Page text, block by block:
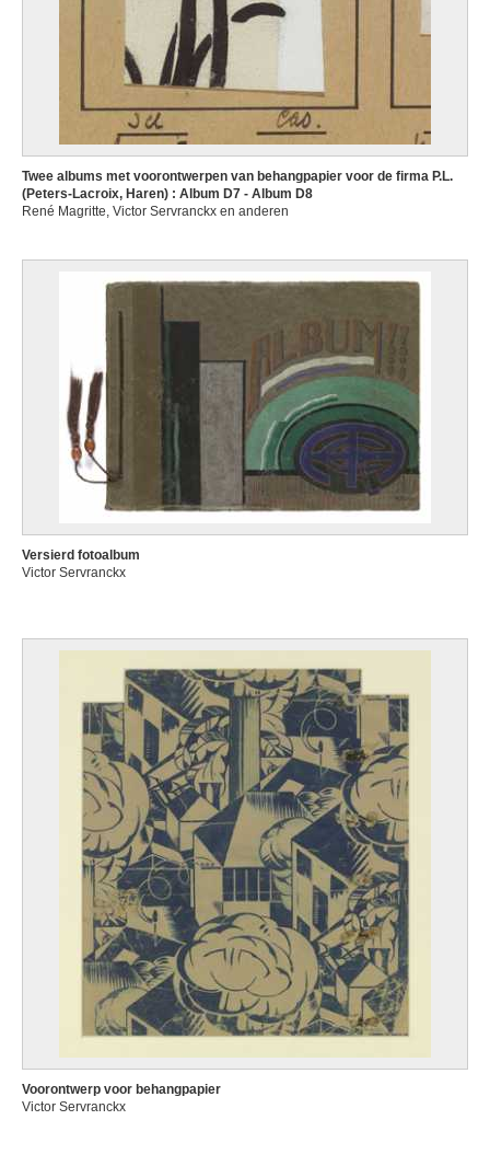
Twee albums met voorontwerpen van behangpapier voor de firma P.L.
(Peters-Lacroix, Haren) : Album D7 - Album D8
René Magritte, Victor Servranckx en anderen
Versierd fotoalbum
Victor Servranckx
Voorontwerp voor behangpapier
Victor Servranckx